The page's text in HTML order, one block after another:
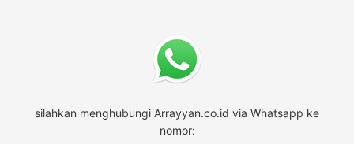
silahkan menghubungi Arrayyan.co.id via Whatsapp ke
nomor: